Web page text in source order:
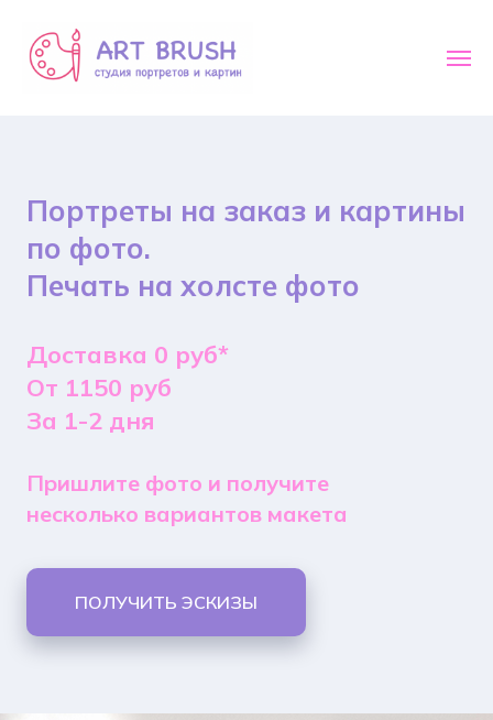
Портреты на заказ и картины
по фото.
Печать на холсте фото
Доставка 0 руб*
От 1150 руб
За 1-2 дня
Пришлите фото и получите
несколько вариантов макета
ПОЛУЧИТЬ ЭСКИЗЫ